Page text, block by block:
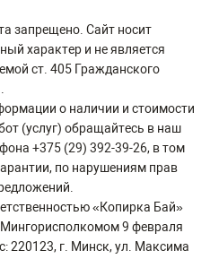
запрещено. Сайт носит
характер и не является
ст. 405 Гражданского
о наличии и стоимости
(услуг) обращайтесь в наш
+375 (29) 392-39-26, в том
по нарушениям прав
«Копирка Бай»
9 февраля
220123, г. Минск, ул. Максима